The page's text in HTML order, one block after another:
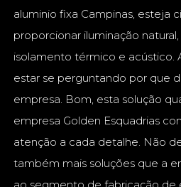
aluminio fixa Campinas, esteja
proporcionar iluminação
isolamento térmico e acústico.
estar se perguntando por que
empresa. Bom, esta solução
empresa Golden Esquadrias
atenção a cada detalhe. Não
também mais soluções que a